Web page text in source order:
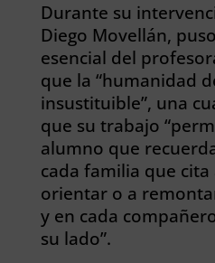
Durante su
Diego Movellán,
esencial del
que la “humanidad
insustituible”, una
que su trabajo
alumno que
cada familia que
orientar o a
y en cada
su lado”.